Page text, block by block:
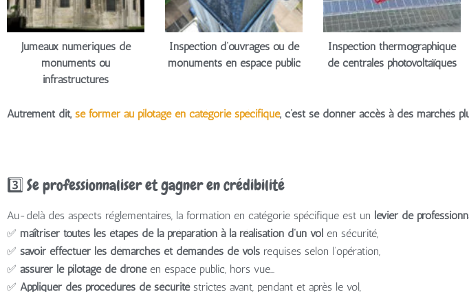
Jumeaux numériques de
monuments ou
infrastructures
Inspection d’ouvrages ou de
monuments en espace public
Inspection thermographique
de centrales photovoltaïques
Autrement dit, se former au pilotage en catégorie spécifique, c’est se donner accès à des marchés
3️⃣ Se professionnaliser et gagner en crédibilité
Au-delà des aspects réglementaires, la formation en catégorie spécifique est un levier de
✅ maîtriser toutes les étapes de la préparation à la réalisation d’un vol en sécurité,
✅ savoir effectuer les démarches et demandes de vols requises selon l’opération,
✅ assurer le pilotage de droneen espace public, hors vue…
✅ Appliquer des procédures de sécuritéstrictes avant, pendant et après le vol,